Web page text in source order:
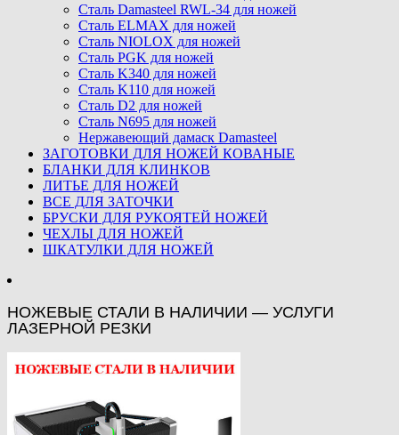
Сталь Damasteel RWL-34 для ножей
Сталь ELMAX для ножей
Сталь NIOLOX для ножей
Сталь PGK для ножей
Сталь K340 для ножей
Сталь K110 для ножей
Сталь D2 для ножей
Сталь N695 для ножей
Нержавеющий дамаск Damasteel
ЗАГОТОВКИ ДЛЯ НОЖЕЙ КОВАНЫЕ
БЛАНКИ ДЛЯ КЛИНКОВ
ЛИТЬЕ ДЛЯ НОЖЕЙ
ВСЕ ДЛЯ ЗАТОЧКИ
БРУСКИ ДЛЯ РУКОЯТЕЙ НОЖЕЙ
ЧЕХЛЫ ДЛЯ НОЖЕЙ
ШКАТУЛКИ ДЛЯ НОЖЕЙ
НОЖЕВЫЕ СТАЛИ В НАЛИЧИИ — УСЛУГИ
ЛАЗЕРНОЙ РЕЗКИ